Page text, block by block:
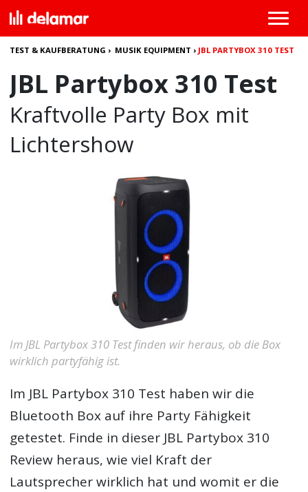
TEST & KAUFBERATUNG › MUSIK EQUIPMENT › JBL PARTYBOX 310 TEST
JBL Partybox 310 Test
Kraftvolle Party Box mit
Lichtershow
Im JBL Partybox 310 Test finden wir heraus, ob die Box
wirklich partyfähig ist.
Im JBL Partybox 310 Test haben wir die
Bluetooth Box auf ihre Party Fähigkeit
getestet. Finde in dieser JBL Partybox 310
Review heraus, wie viel Kraft der
Lautsprecher wirklich hat und womit er die